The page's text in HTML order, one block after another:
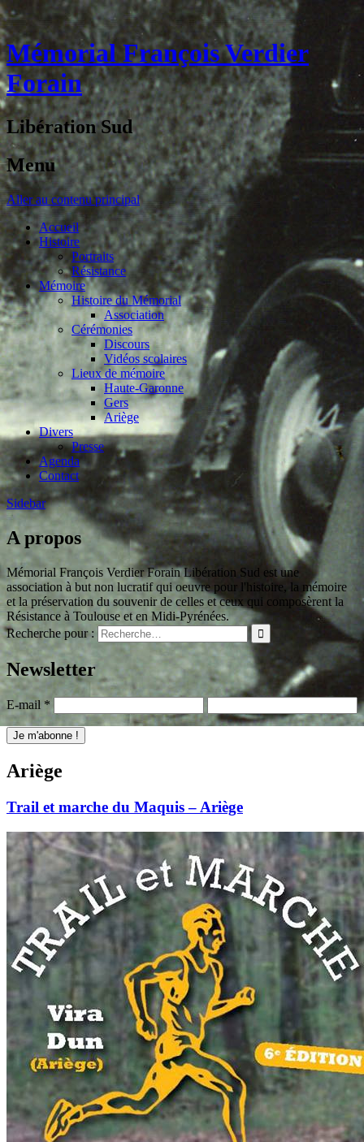
Mémorial François Verdier
Forain
Libération Sud
Menu
Aller au contenu principal
Accueil
Histoire
Portraits
Résistance
Mémoire
Histoire du Mémorial
Association
Cérémonies
Discours
Vidéos scolaires
Lieux de mémoire
Haute-Garonne
Gers
Ariège
Divers
Presse
Agenda
Contact
Sidebar
A propos
Mémorial François Verdier Forain Libération Sud est une
association à but non lucratif qui oeuvre pour l'histoire, la mémoire
et la préservation du souvenir de celles et ceux qui composèrent la
Résistance à Toulouse et en Midi-Pyrénées.
Recherche pour :
Newsletter
E-mail *
Ariège
Trail et marche du Maquis – Ariège